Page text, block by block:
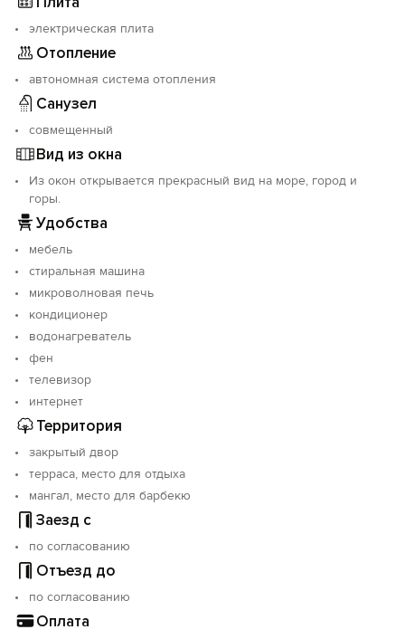
электрическая плита
Отопление
автономная система отопления
Санузел
совмещенный
Вид из окна
Из окон открывается прекрасный вид на море, город и
горы.
Удобства
мебель
стиральная машина
микроволновая печь
кондиционер
водонагреватель
фен
телевизор
интернет
Территория
закрытый двор
терраса, место для отдыха
мангал, место для барбекю
Заезд с
по согласованию
Отъезд до
по согласованию
Оплата